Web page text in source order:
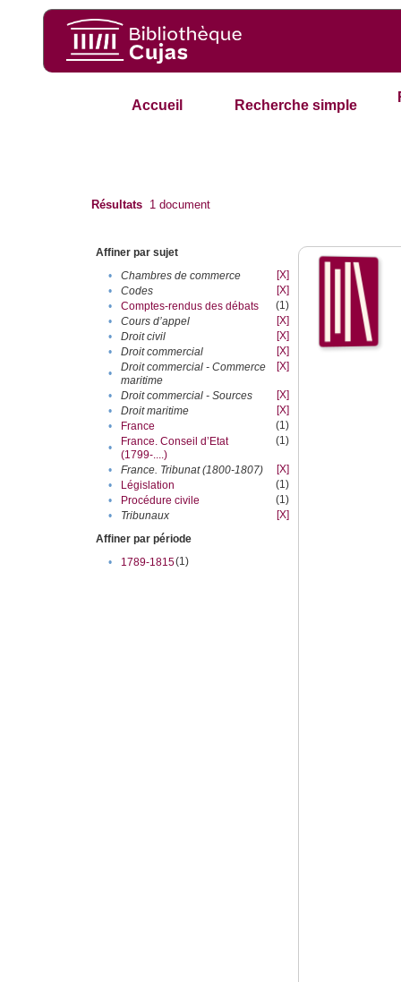
Accueil Recherche simple
Résultats 1 document
Affiner par sujet
•
Chambres de commerce
[X]
•
Codes
[X]
•
Comptes-rendus des débats
(1)
•
Cours d’appel
[X]
•
Droit civil
[X]
•
Droit commercial
[X]
•
Droit commercial - Commerce
maritime
[X]
• Droit commercial - Sources
[X]
•
Droit maritime
[X]
•
France
(1)
•
France. Conseil d’Etat
(1799-....)
(1)
• France. Tribunat (1800-1807)
[X]
•
Législation
(1)
•
Procédure civile
(1)
•
Tribunaux
[X]
Affiner par période
•
1789-1815(1)